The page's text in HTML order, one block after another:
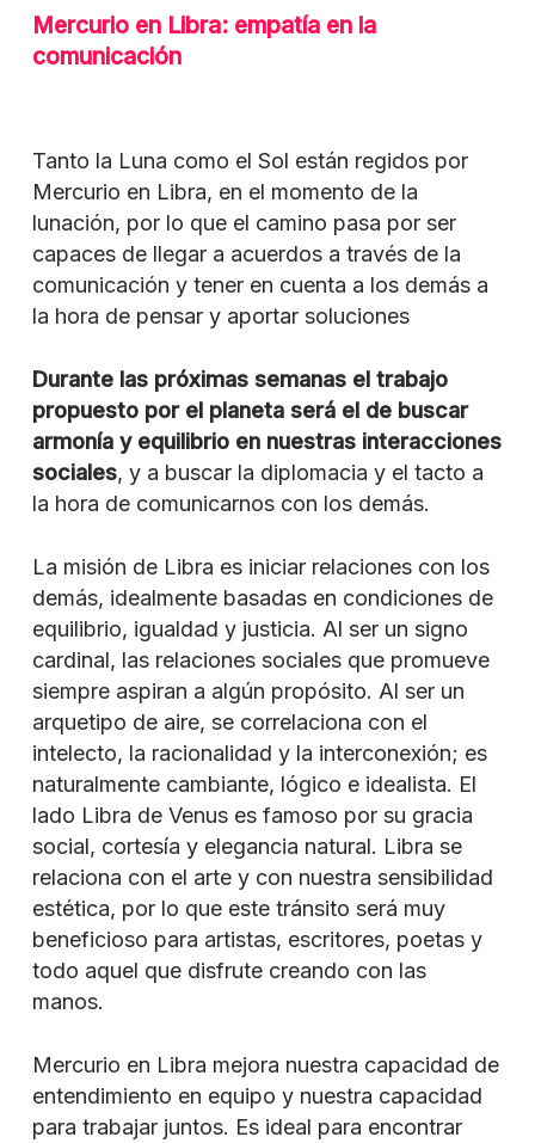
Mercurio en Libra: empatía en la
comunicación
Tanto la Luna como el Sol están regidos por
Mercurio en Libra, en el momento de la
lunación, por lo que el camino pasa por ser
capaces de llegar a acuerdos a través de la
comunicación y tener en cuenta a los demás a
la hora de pensar y aportar soluciones
Durante las próximas semanas el trabajo
propuesto por el planeta será el de buscar
armonía y equilibrio en nuestras interacciones
sociales, y a buscar la diplomacia y el tacto a
la hora de comunicarnos con los demás.
La misión de Libra es iniciar relaciones con los
demás, idealmente basadas en condiciones de
equilibrio, igualdad y justicia. Al ser un signo
cardinal, las relaciones sociales que promueve
siempre aspiran a algún propósito. Al ser un
arquetipo de aire, se correlaciona con el
intelecto, la racionalidad y la interconexión; es
naturalmente cambiante, lógico e idealista. El
lado Libra de Venus es famoso por su gracia
social, cortesía y elegancia natural. Libra se
relaciona con el arte y con nuestra sensibilidad
estética, por lo que este tránsito será muy
beneficioso para artistas, escritores, poetas y
todo aquel que disfrute creando con las
manos.
Mercurio en Libra mejora nuestra capacidad de
entendimiento en equipo y nuestra capacidad
para trabajar juntos. Es ideal para encontrar